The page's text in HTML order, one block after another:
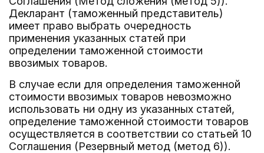
Декларант (таможенный представитель)
имеет право выбрать очередность
применения указанных статей при
определении таможенной стоимости
ввозимых товаров.
В случае если для определения таможенной
стоимости ввозимых товаров невозможно
использовать ни одну из указанных статей,
определение таможенной стоимости товаров
осуществляется в соответствии со статьей 10
Соглашения (Резервный метод (метод 6)).